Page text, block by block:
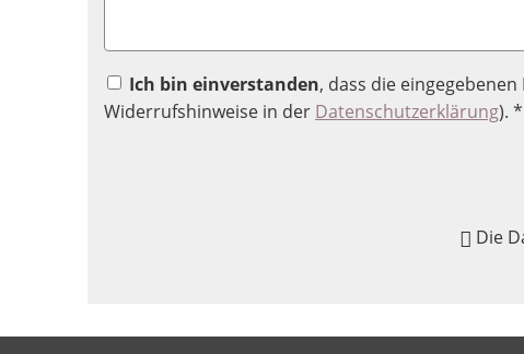
Ich bin einverstanden, dass die
Widerrufshinweise in der Datenschutzerklärung). *
Die